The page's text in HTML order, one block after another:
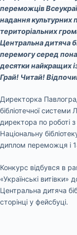
переможців
надання
територіальних
Центральна дитяча
перемогу серед
десятки найкращих
Грай! Читай!
Директорка
бібліотечної системи
директора по роботі
Національну
диплом переможця і
Конкурс відбувся в
«Українські
Центральна дитяча
сторінці у фейсбуці.